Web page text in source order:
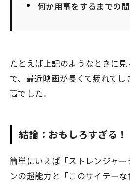
何か用事をするまでの間
たとえば上記のようなときに
で、最近映画が長くて疲れてし
高でした。
結論：おもしろすぎる！
簡単にいえば「ストレンジャ
ンの超能力と「このサイテー